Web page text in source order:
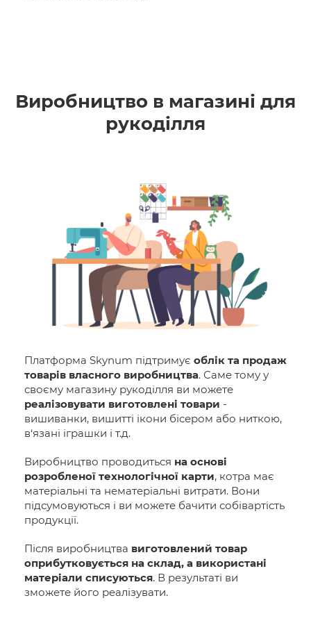
Виробництво в магазині для
рукоділля
Платформа Skynum підтримує облік та продаж
товарів власного виробництва. Саме тому у
своєму магазину рукоділля ви можете
реалізовувати виготовлені товари -
вишиванки, вишитті ікони бісером або ниткою,
в‘язані іграшки і т.д.
Виробництво проводиться на основі
розробленої технологічної карти, котра має
матеріальні та нематеріальні витрати. Вони
підсумовуються і ви можете бачити собівартість
продукції.
Після виробництва виготовлений товар
оприбутковується на склад, а використані
матеріали списуються. В результаті ви
зможете його реалізувати.